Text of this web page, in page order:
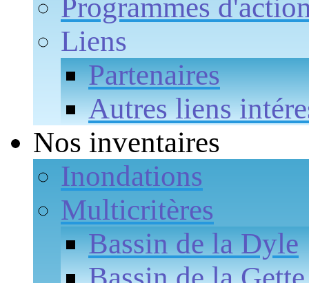
Programmes
Liens
Partenaires
Autres liens
Nos inventaires
Inondations
Multicritères
Bassin de la Dyle